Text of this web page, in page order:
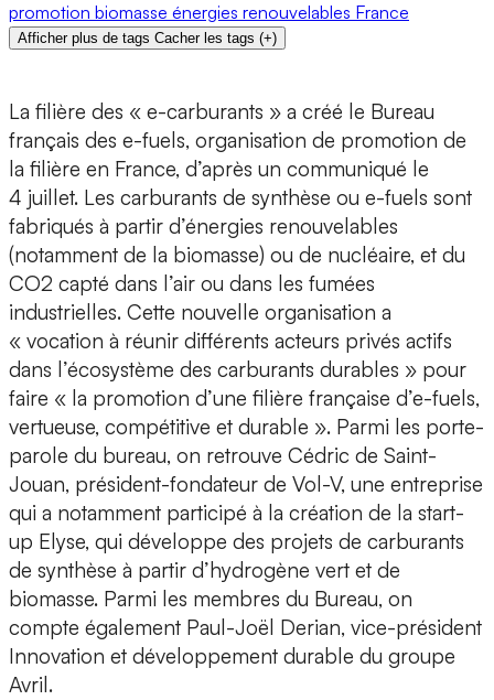
promotion biomasse énergies renouvelables France
Afficher plus de tags Cacher les tags (+)
La filière des « e-carburants » a créé le Bureau
français des e-fuels, organisation de promotion de
la filière en France, d’après un communiqué le
4 juillet. Les carburants de synthèse ou e-fuels sont
fabriqués à partir d’énergies renouvelables
(notamment de la biomasse) ou de nucléaire, et du
CO2 capté dans l’air ou dans les fumées
industrielles. Cette nouvelle organisation a
« vocation à réunir différents acteurs privés actifs
dans l’écosystème des carburants durables » pour
faire « la promotion d’une filière française d’e-fuels,
vertueuse, compétitive et durable ». Parmi les porte-
parole du bureau, on retrouve Cédric de Saint-
Jouan, président-fondateur de Vol-V, une entreprise
qui a notamment participé à la création de la start-
up Elyse, qui développe des projets de carburants
de synthèse à partir d’hydrogène vert et de
biomasse. Parmi les membres du Bureau, on
compte également Paul-Joël Derian, vice-président
Innovation et développement durable du groupe
Avril.